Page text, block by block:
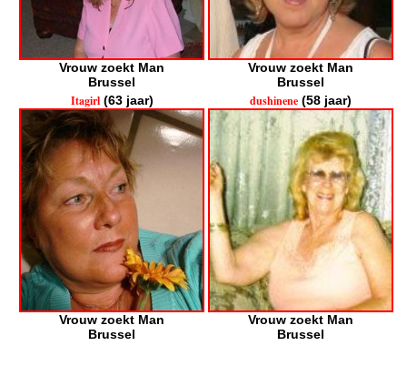
Vrouw zoekt Man
Brussel
Vrouw zoekt Man
Brussel
Itagirl(63 jaar)
Vrouw zoekt Man
Brussel
dushinene (58 jaar)
Vrouw zoekt Man
Brussel